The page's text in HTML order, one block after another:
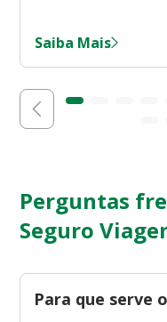
Saiba Mais
Perguntas
Seguro
Para que serve